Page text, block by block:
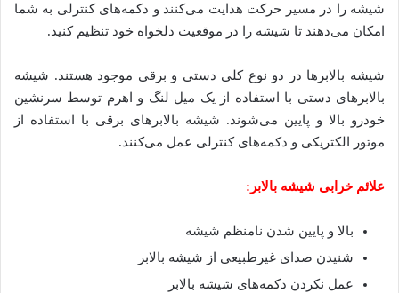
شیشه را در مسیر حرکت هدایت می‌کنند و دکمه‌های کنترلی به شما
امکان می‌دهند تا شیشه را در موقعیت دلخواه خود تنظیم کنید.
شیشه بالابرها در دو نوع کلی دستی و برقی موجود هستند. شیشه
بالابرهای دستی با استفاده از یک میل لنگ و اهرم توسط سرنشین
خودرو بالا و پایین می‌شوند. شیشه بالابرهای برقی با استفاده از
موتور الکتریکی و دکمه‌های کنترلی عمل می‌کنند.
علائم خرابی شیشه بالابر:
بالا و پایین شدن نامنظم شیشه
شنیدن صدای غیرطبیعی از شیشه بالابر
عمل نکردن دکمه‌های شیشه بالابر